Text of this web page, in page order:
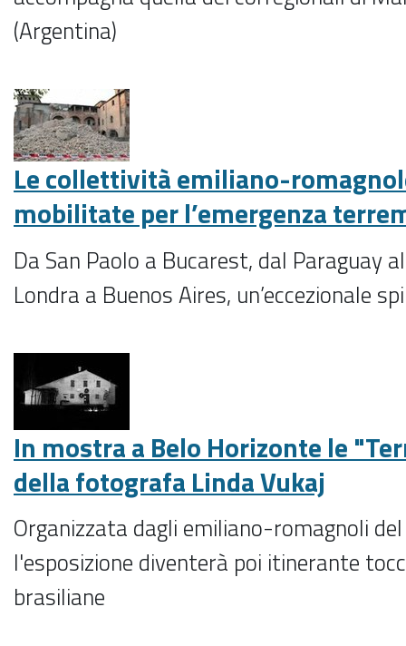
(Argentina)
Le collettività emiliano-
mobilitate per l’emergenza
Da San Paolo a Bucarest, dal Paraguay
Londra a Buenos Aires, un’eccezionale
In mostra a Belo Horizonte le
della fotografa Linda Vukaj
Organizzata dagli emiliano-romagnoli
l'esposizione diventerà poi itinerante
brasiliane